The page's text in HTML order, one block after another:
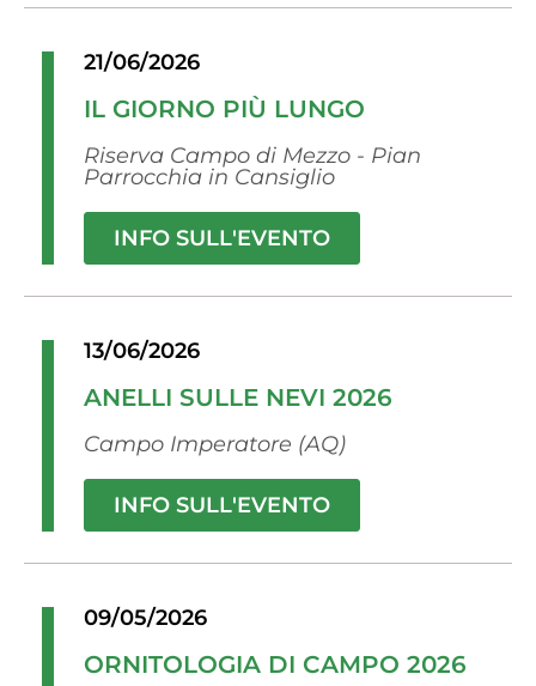
21/06/2026
IL GIORNO PIÙ LUNGO
Riserva Campo di Mezzo - Pian
Parrocchia in Cansiglio
INFO SULL'EVENTO
13/06/2026
ANELLI SULLE NEVI 2026
Campo Imperatore (AQ)
INFO SULL'EVENTO
09/05/2026
ORNITOLOGIA DI CAMPO 2026